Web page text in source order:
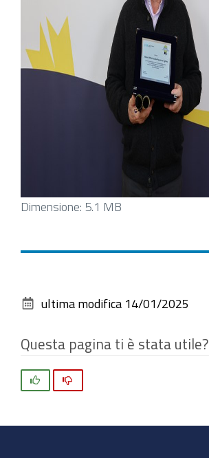
Clicca
dimensioni
Dimensione: 5.1 MB
documento
ultima modifica 14/01/2025
Questa pagina ti è stata utile?